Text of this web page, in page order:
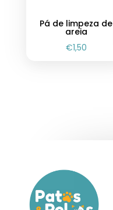
Pá de limpeza de
areia
€1,50